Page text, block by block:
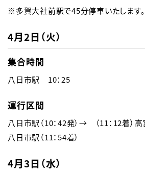
※多賀大社前駅で45分停車いたします。
4月2日（火）
集合時間
八日市駅　10：25
運行区間
八日市駅（10：42発）→　（11：12着）
八日市駅（11：54着）
4月3日（水）